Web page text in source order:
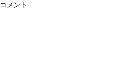
コメント